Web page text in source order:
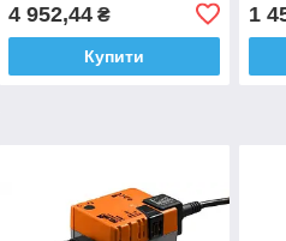
4 952,44₴
Купити
1